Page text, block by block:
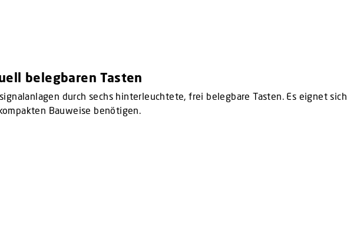
belegbaren Tasten
durch sechs hinterleuchtete, frei belegbare Tasten. Es eignet sich
Bauweise benötigen.